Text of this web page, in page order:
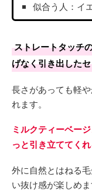
似合う人：イ
ストレートタッチ
げなく引き出した
長さがあっても軽
れます。
ミルクティーベー
っと引き立ててくれ
外に自然とはねる
い抜け感が楽しめま